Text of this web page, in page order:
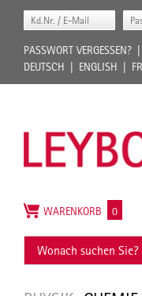
PASSWORT VERGESSEN?
DEUTSCH
ENGLISH
WARENKORB 0